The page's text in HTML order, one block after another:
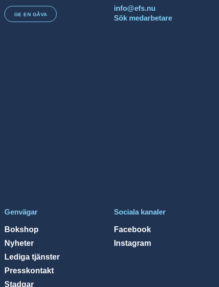
GE EN GÅVA
info@efs.nu
Sök medarbetare
Genvägar
Bokshop
Nyheter
Lediga tjänster
Presskontakt
Stadgar
Sociala kanaler
Facebook
Instagram